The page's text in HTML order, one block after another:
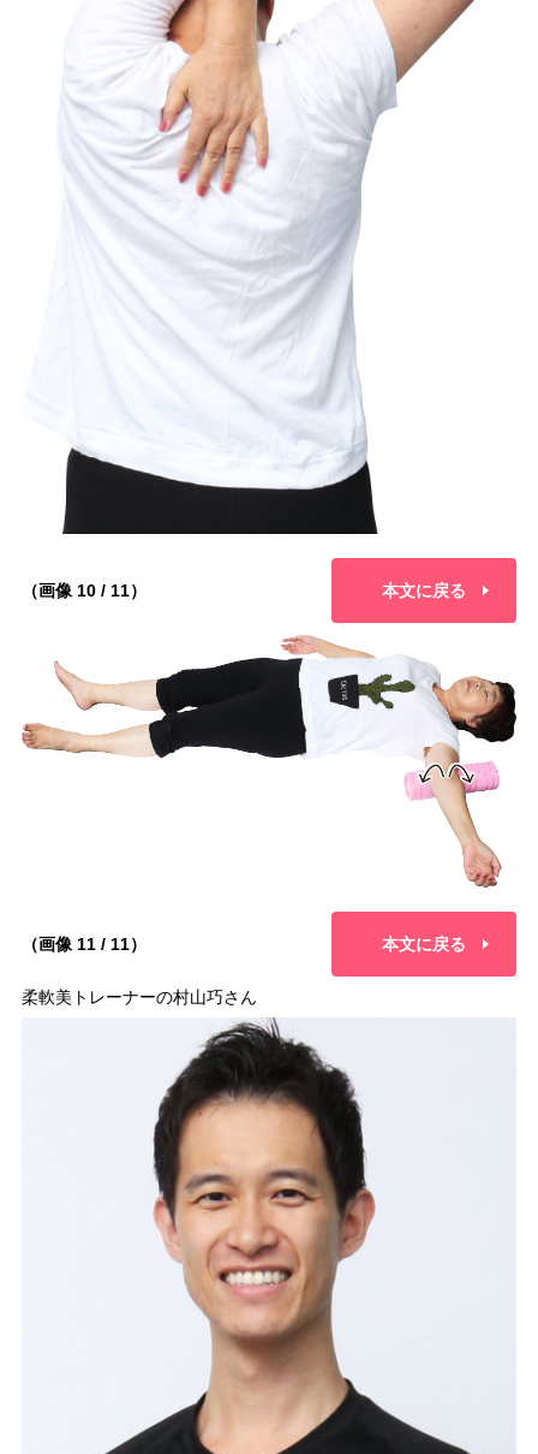
（画像 10 / 11） 本文に戻る
（画像 11 / 11） 本文に戻る
柔軟美トレーナーの村山巧さん